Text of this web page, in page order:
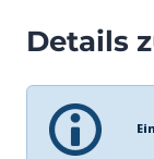
Details